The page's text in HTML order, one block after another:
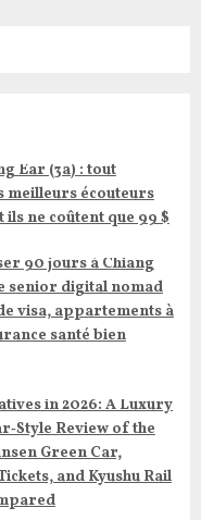
Ear (3a) : tout
meilleurs écouteurs
ne coûtent que 99 $
90 jours à Chiang
senior digital nomad
visa, appartements à
santé bien
in 2026: A Luxury
Review of the
Green Car,
and Kyushu Rail